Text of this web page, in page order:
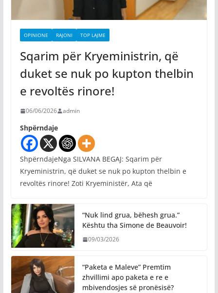
OPINIONE RAJONI TOP LAJME
Sqarim për Kryeministrin, që
duket se nuk po kupton thelbin
e revoltës rinore!
06/06/2026 admin
Shpërndaje
ShpërndajeNga SILVANA BEGAJ: Sqarim për
Kryeministrin, që duket se nuk po kupton thelbin e
revoltës rinore! Zoti Kryeministër, Ata që
“Nuk lind grua, bëhesh grua.”
Kështu tha Simone de Beauvoir!
09/03/2026
“Paketa e Maleve” Premtim
zhvillimi apo paketa e re e
mbivendosjes së pronësisë?